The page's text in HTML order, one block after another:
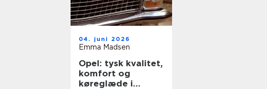
04. juni 2026
Emma Madsen
Opel: tysk kvalitet,
komfort og
køreglæde i